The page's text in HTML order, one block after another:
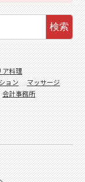
検索
ア料理
ョン
マッサージ
会計事務所